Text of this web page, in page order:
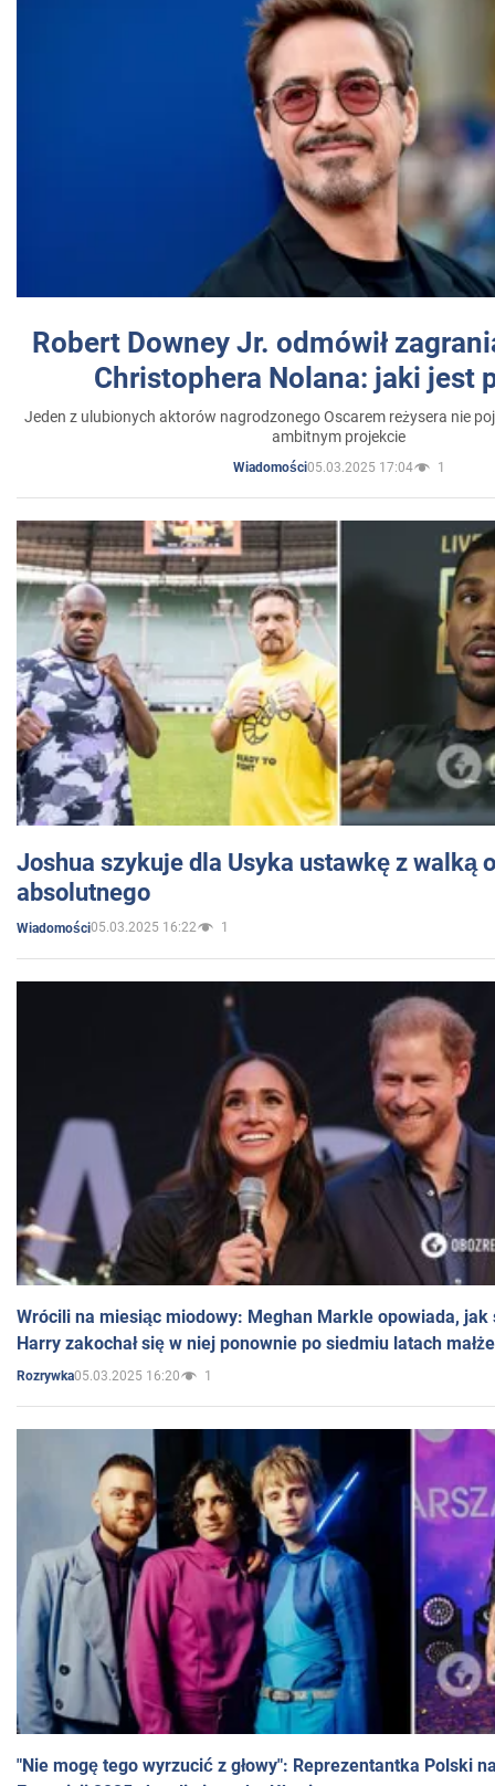
Robert Downey Jr. odmówił
Christophera Nolana: jaki jest
Jeden z ulubionych aktorów nagrodzonego Oscarem reżysera nie
ambitnym projekcie
Wiadomości05.03.2025 17:04 1
Joshua szykuje dla Usyka ustawkę z walką
absolutnego
Wiadomości05.03.2025 16:22 1
Wrócili na miesiąc miodowy: Meghan Markle opowiada, jak
Harry zakochał się w niej ponownie po siedmiu latach
Rozrywka05.03.2025 16:20 1
"Nie mogę tego wyrzucić z głowy": Reprezentantka Polski